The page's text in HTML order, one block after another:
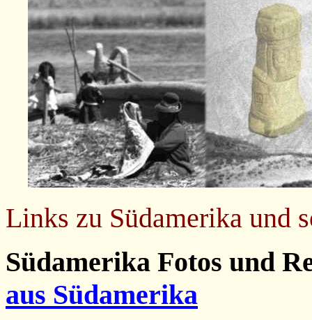
Links zu Südamerika und
Südamerika Fotos und
aus Südamerika